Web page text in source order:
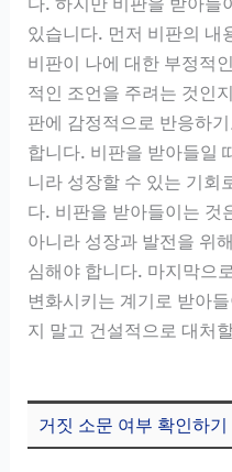
있습니다. 먼저 비판의 내
비판이 나에 대한 부정적
적인 조언을 주려는 것인
판에 감정적으로 반응하
합니다. 비판을 받아들일
니라 성장할 수 있는 기회
다. 비판을 받아들이는 것
아니라 성장과 발전을 위
심해야 합니다. 마지막으
변화시키는 계기로 받아
지 말고 건설적으로 대처
거짓 소문 여부 확인하기